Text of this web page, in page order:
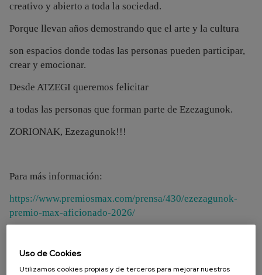
creativo y abierto a toda la sociedad.
Porque llevan años demostrando que el arte y la cultura
son espacios donde todas las personas pueden participar,
crear y emocionar.
Desde ATZEGI queremos felicitar
a todas las personas que forman parte de Ezezagunok.
ZORIONAK, Ezezagunok!!!
Para más información:
https://www.premiosmax.com/prensa/430/ezezagunok-
premio-max-aficionado-2026/
Uso de Cookies
Utilizamos cookies propias y de terceros para mejorar nuestros